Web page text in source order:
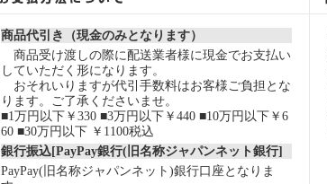
商品代引き（現金のみとなります）
商品受け渡しの際に配送業者様に現金でお支払い
していただく形になります。
おそれいりますが代引手数料はお客様ご負担とな
ります。ご了承くださいませ。
■1万円以下￥330 ■3万円以下￥440 ■10万円以下￥6
60 ■30万円以下 ￥1100税込
銀行振込[PayPay銀行(旧名称ジャパンネット銀行]
PayPay(旧名称ジャパンネット)銀行口座となりま